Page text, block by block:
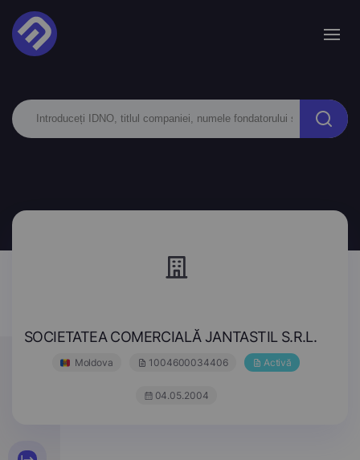
SOCIETATEA COMERCIALĂ JANTASTIL S.R.L.
Moldova 1004600034406 Activă
04.05.2004